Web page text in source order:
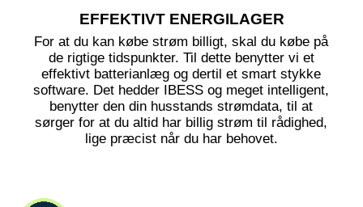
For at du kan købe strøm billigt, skal du købe på
de rigtige tidspunkter. Til dette benytter vi et
effektivt batterianlæg og dertil et smart stykke
software. Det hedder IBESS og meget intelligent,
benytter den din husstands strømdata, til at
sørger for at du altid har billig strøm til rådighed,
lige præcist når du har behovet.
EFFEKTIVT ENERGILAGER